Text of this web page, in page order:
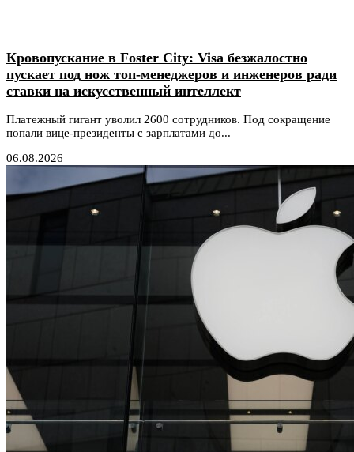
Кровопускание в Foster City: Visa безжалостно
пускает под нож топ-менеджеров и инженеров ради
ставки на искусственный интеллект
Платежный гигант уволил 2600 сотрудников. Под сокращение
попали вице-президенты с зарплатами до...
06.08.2026